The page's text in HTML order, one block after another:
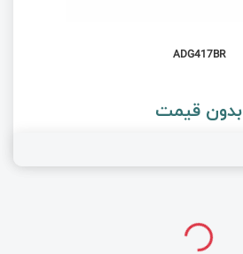
ADG417BR
بدون قیمت